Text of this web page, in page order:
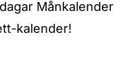
Månkalender
kalender!